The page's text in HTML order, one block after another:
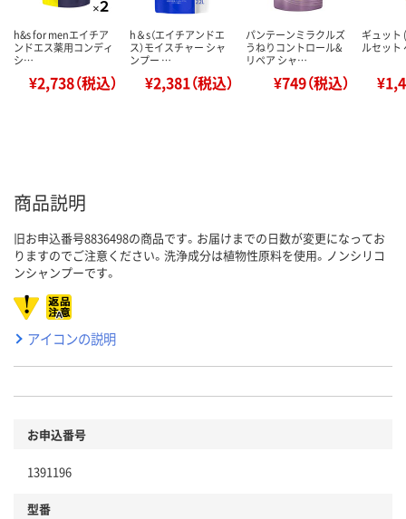
h&s for menエイチア
ンドエス薬用コンディ
シ…
¥2,738（税込）
h＆s（エイチアンドエ
ス）モイスチャー シャ
ンプー …
¥2,381（税込）
パンテーンミラクルズ
うねりコントロール&
リペア シャ…
¥749（税込）
ギュット
ルセッ
商品説明
旧お申込番号8836498の商品です。お届けまでの日数が変更になってお
りますのでご注意ください。洗浄成分は植物性原料を使用。ノンシリコ
ンシャンプーです。
アイコンの説明
お申込番号
1391196
型番